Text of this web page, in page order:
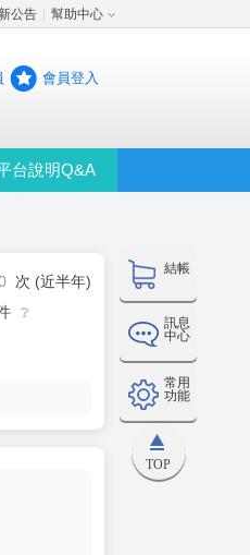
公告 幫助中心
會員登入
台說明Q&A
結帳
訊息
中心
常用
功能
TOP
次 (近半年)
❔